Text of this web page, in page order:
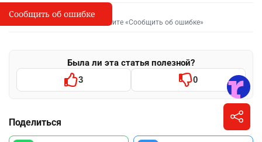
I
Сообщить об опечатке
Выделите фрагмент и нажмите «Сообщить об ошибке»
Была ли эта статья полезной?
3 0
Поделиться
Сообщить об ошибке